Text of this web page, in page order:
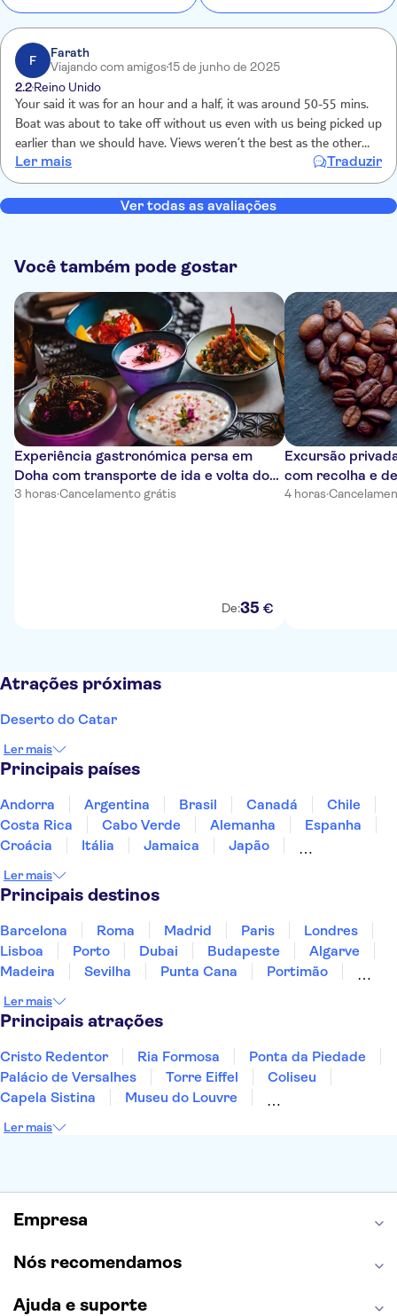
F
Farath
Viajando com amigos15 de junho de 2025
2.2Reino Unido
Your said it was for an hour and a half, it was around 50-55 mins.
Boat was about to take off without us even with us being picked up
earlier than we should have. Views weren’t the best as the other
boat trip we did for sunset earlier in the week, we were hoping for
the same views but seemed to be miles away. Guide was lovely and
very helpful but very disappointed in this trip.
Ler mais Traduzir
Ver todas as avaliações
Você também pode gostar
Experiência gastronómica persa em
Doha com transporte de ida e volta do
hotel
3 horas·Cancelamento grátis
De:35 €
Excursão
com recolha e
4 horas·
Atrações próximas
Deserto do Catar
Ler mais
Principais países
Andorra Argentina Brasil Canadá
Chile
Costa Rica
Cabo Verde Alemanha
Espanha
Croácia
Itália Jamaica
Japão
Portugal
Singapura
Ler mais
Principais destinos
Barcelona Roma Madrid Paris
Londres
Lisboa
Porto Dubai Budapeste
Algarve
Madeira
Sevilha Punta Cana
Portimão
Sesimbra
Ler mais
Principais atrações
Cristo Redentor Ria Formosa
Ponta da Piedade
Palácio de Versalhes
Torre Eiffel
Coliseu
Capela Sistina
Museu do Louvre
Torre de Belém
Ler mais
Empresa
Nós recomendamos
Ajuda e suporte